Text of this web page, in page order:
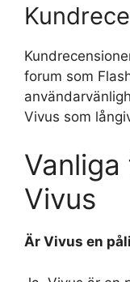
forum som
Vivus som
Vivus
Är Vivus en